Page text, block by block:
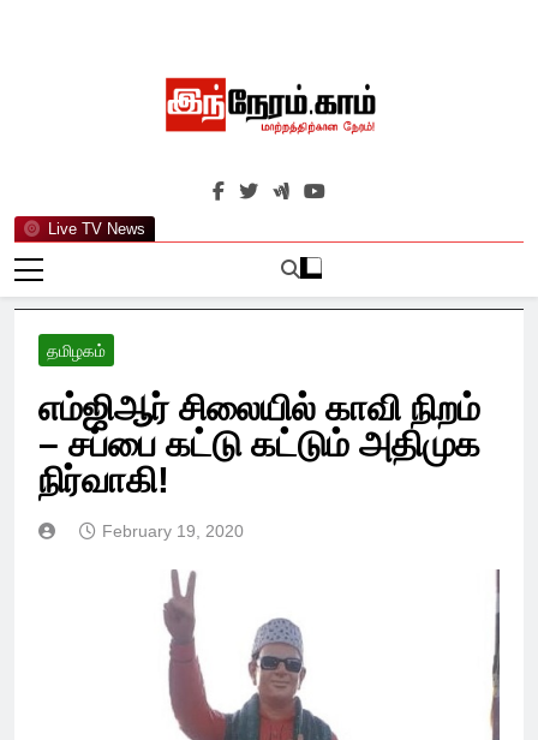
Live TV News
இந்நேரம்.காம்
செய்திகளுக்கு அப்பால்…
தமிழகம்
எம்ஜிஆர் சிலையில் காவி நிறம்
– சப்பை கட்டு கட்டும் அதிமுக
நிர்வாகி!
February 19, 2020